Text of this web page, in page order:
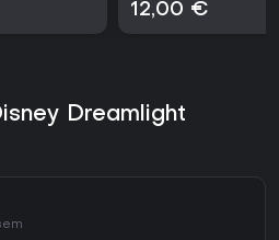
12,00 €
Dreamlight